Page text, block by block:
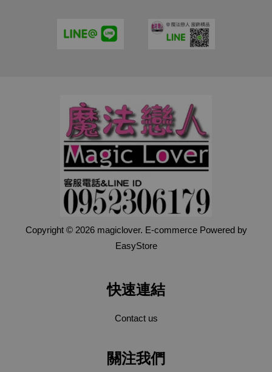
Copyright © 2026 magiclover. E-commerce Powered by
EasyStore
快速連結
Contact us
關注我們